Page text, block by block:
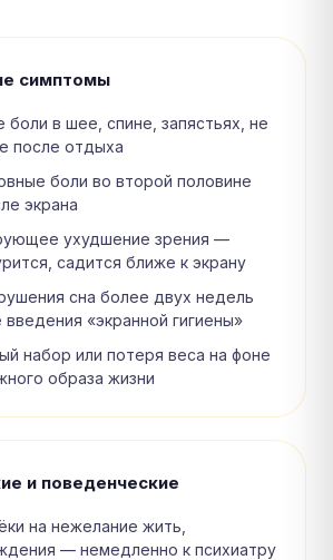
симптомы
боли в шее, спине, запястьях, не
после отдыха
боли во второй половине
экрана
ухудшение зрения —
садится ближе к экрану
сна более двух недель
«экранной гигиены»
набор или потеря веса на фоне
образа жизни
и поведенческие
на нежелание жить,
— немедленно к психиатру